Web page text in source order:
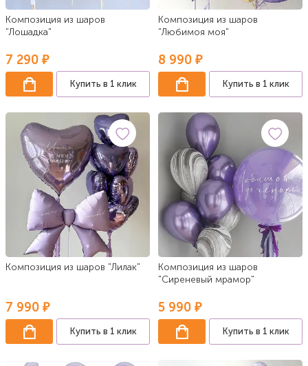
Композиция из шаров
"Лошадка"
7 290 ₽
Купить в 1 клик
Композиция из шаров
"Любимоя моя"
8 990 ₽
Купить в 1 клик
Композиция из шаров "Лилак"
7 990 ₽
Купить в 1 клик
Композиция из шаров
"Сиреневый мрамор"
5 990 ₽
Купить в 1 клик